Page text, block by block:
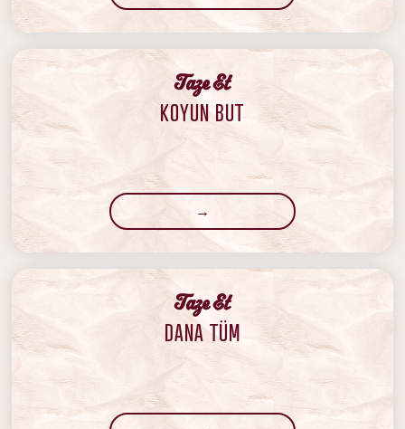
‍Taze Et
KOYUN BUT
→
‍Taze Et
DANA TÜM